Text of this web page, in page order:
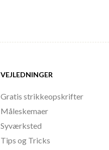
VEJLEDNINGER
Gratis strikkeopskrifter
Måleskemaer
Syværksted
Tips og Tricks